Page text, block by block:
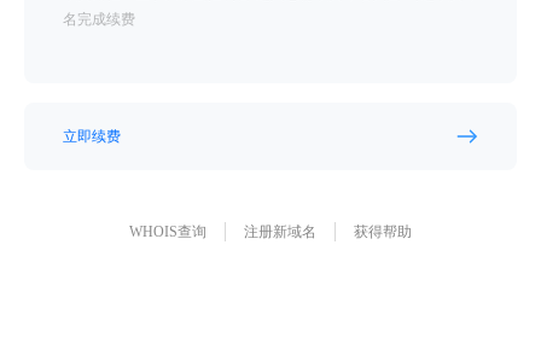
名完成续费
立即续费
WHOIS查询 注册新域名 获得帮助